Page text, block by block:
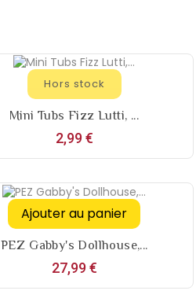
Hors stock
Mini Tubs Fizz Lutti, ...
2,99 €Prix
Ajouter au panier
PEZ Gabby's Dollhouse,...
27,99 €Prix